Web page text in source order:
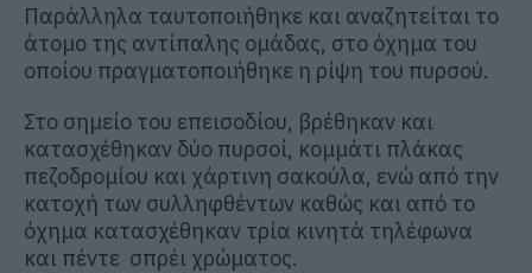
Παράλληλα ταυτοποιήθηκε και αναζητείται το
άτομο της αντίπαλης ομάδας, στο όχημα του
οποίου πραγματοποιήθηκε η ρίψη του πυρσού.
Στο σημείο του επεισοδίου, βρέθηκαν και
κατασχέθηκαν δύο πυρσοί, κομμάτι πλάκας
πεζοδρομίου και χάρτινη σακούλα, ενώ από την
κατοχή των συλληφθέντων καθώς και από το
όχημα κατασχέθηκαν τρία κινητά τηλέφωνα
και πέντε σπρέι χρώματος.